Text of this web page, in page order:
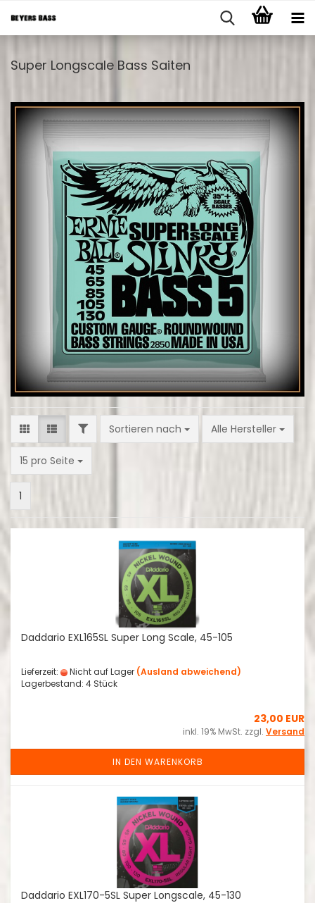
Super Longscale Bass Saiten
FILTERSortieren nach
Sortieren nach Alle Hersteller
15 pro Seite
pro Seite
1
Daddario EXL165SL Super Long Scale, 45-105
Lieferzeit: Nicht auf Lager (Ausland abweichend)
Lagerbestand: 4 Stück
23,00 EUR
inkl. 19% MwSt. zzgl. Versand
IN DEN WARENKORB
Daddario EXL170-5SL Super Longscale, 45-130